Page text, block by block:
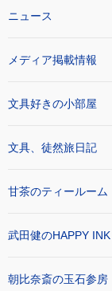
ニュース
メディア掲載情報
文具好きの小部屋
文具、徒然旅日記
甘茶のティールーム
武田健のHAPPY
朝比奈斎の玉石参房